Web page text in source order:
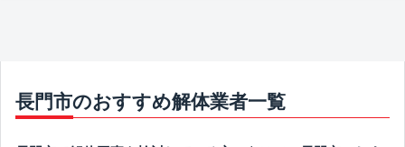
長門市のおすすめ解体業者一覧